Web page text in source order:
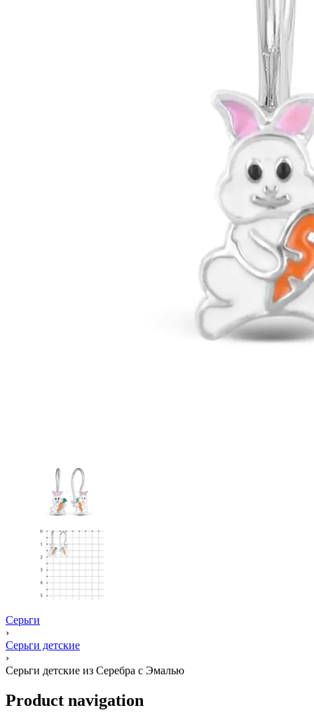
Серьги
›
Серьги детские
›
Серьги детские из Серебра с Эмалью
Product navigation